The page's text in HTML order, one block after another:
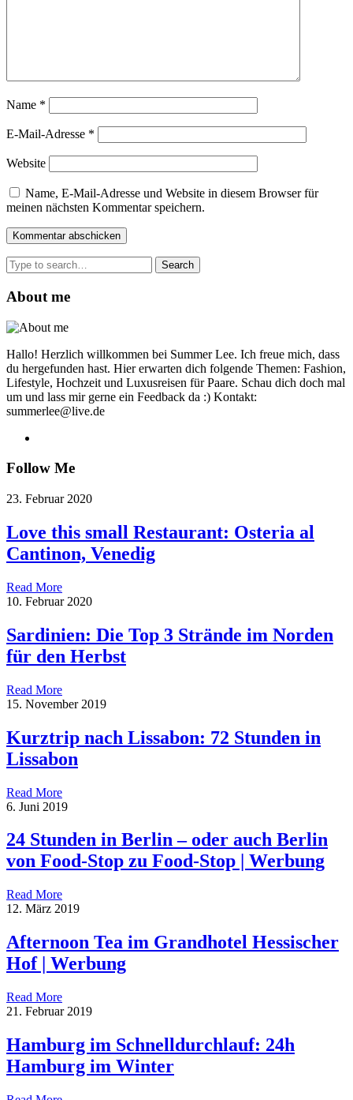
Name *
E-Mail-Adresse *
Website
Name, E-Mail-Adresse und Website in diesem Browser für
meinen nächsten Kommentar speichern.
Search
for:
About me
Hallo! Herzlich willkommen bei Summer Lee. Ich freue mich, dass
du hergefunden hast. Hier erwarten dich folgende Themen: Fashion,
Lifestyle, Hochzeit und Luxusreisen für Paare. Schau dich doch mal
um und lass mir gerne ein Feedback da :) Kontakt:
summerlee@live.de
Follow Me
23. Februar 2020
Love this small Restaurant: Osteria al
Cantinon, Venedig
Read More
10. Februar 2020
Sardinien: Die Top 3 Strände im Norden
für den Herbst
Read More
15. November 2019
Kurztrip nach Lissabon: 72 Stunden in
Lissabon
Read More
6. Juni 2019
24 Stunden in Berlin – oder auch Berlin
von Food-Stop zu Food-Stop | Werbung
Read More
12. März 2019
Afternoon Tea im Grandhotel Hessischer
Hof | Werbung
Read More
21. Februar 2019
Hamburg im Schnelldurchlauf: 24h
Hamburg im Winter